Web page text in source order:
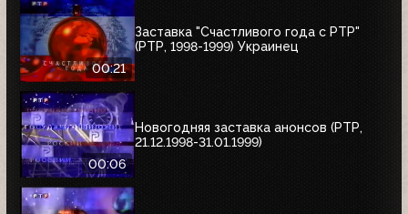
00:21
Заставка "Счастливого года с РТР"
(РТР, 1998-1999) Украинец
00:06
Новогодняя заставка анонсов (РТР,
21.12.1998-31.01.1999)